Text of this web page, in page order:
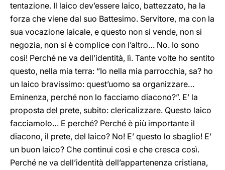
tentazione. Il laico dev’essere laico, battezzato, ha la
forza che viene dal suo Battesimo. Servitore, ma con la
sua vocazione laicale, e questo non si vende, non si
negozia, non si è complice con l’altro… No. Io sono
così! Perché ne va dell’identità, lì. Tante volte ho sentito
questo, nella mia terra: “Io nella mia parrocchia, sa? ho
un laico bravissimo: quest’uomo sa organizzare…
Eminenza, perché non lo facciamo diacono?”. E’ la
proposta del prete, subito: clericalizzare. Questo laico
facciamolo… E perché? Perché è più importante il
diacono, il prete, del laico? No! E’ questo lo sbaglio! E’
un buon laico? Che continui così e che cresca così.
Perché ne va dell’identità dell’appartenenza cristiana,